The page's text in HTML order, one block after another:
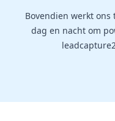
Bovendien werkt
dag en nacht om